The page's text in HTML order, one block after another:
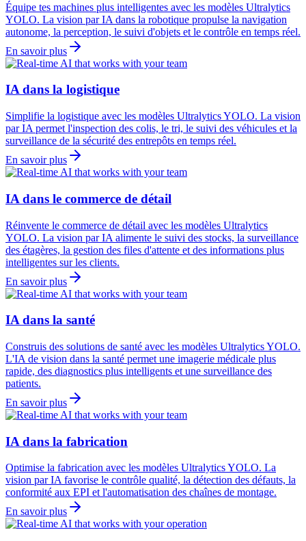
Équipe tes machines plus intelligentes avec les modèles Ultralytics
YOLO. La vision par IA dans la robotique propulse la navigation
autonome, la perception, le suivi d'objets et le contrôle en temps réel.
En savoir plus
IA dans la logistique
Simplifie la logistique avec les modèles Ultralytics YOLO. La vision
par IA permet l'inspection des colis, le tri, le suivi des véhicules et la
surveillance de la sécurité des entrepôts en temps réel.
En savoir plus
IA dans le commerce de détail
Réinvente le commerce de détail avec les modèles Ultralytics
YOLO. La vision par IA alimente le suivi des stocks, la surveillance
des étagères, la gestion des files d'attente et des informations plus
intelligentes sur les clients.
En savoir plus
IA dans la santé
Construis des solutions de santé avec les modèles Ultralytics YOLO.
L'IA de vision dans la santé permet une imagerie médicale plus
rapide, des diagnostics plus intelligents et une surveillance des
patients.
En savoir plus
IA dans la fabrication
Optimise la fabrication avec les modèles Ultralytics YOLO. La
vision par IA favorise le contrôle qualité, la détection des défauts, la
conformité aux EPI et l'automatisation des chaînes de montage.
En savoir plus